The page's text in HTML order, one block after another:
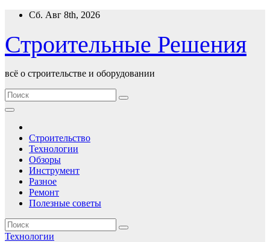
Перейти
содержимому
Сб. Авг 8th, 2026
Строительные Решения
всё о строительстве и оборудовании
Строительство
Технологии
Обзоры
Инструмент
Разное
Ремонт
Полезные советы
Технологии